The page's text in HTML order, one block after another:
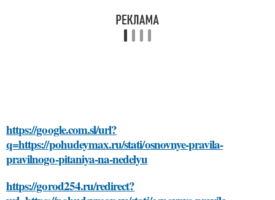
https://google.com.sl/url?
q=https://pohudeymax.ru/stati/osnovnye-pravila-
pravilnogo-pitaniya-na-nedelyu
https://gorod254.ru/redirect?